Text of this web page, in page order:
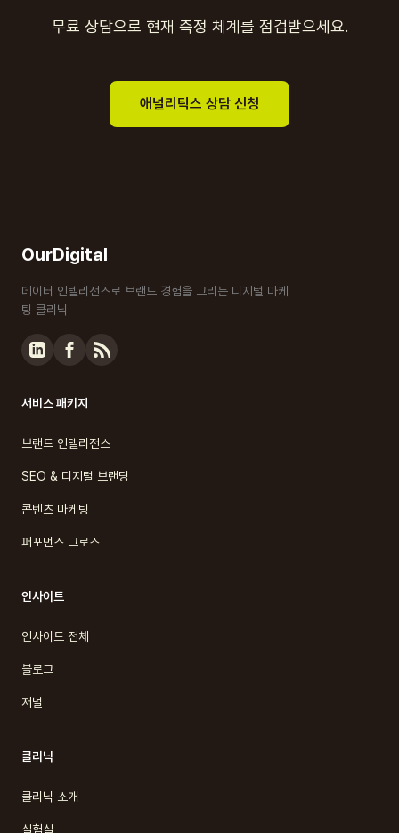
무료 상담으로 현재 측정 체계를 점검받으세요.
애널리틱스 상담 신청
OurDigital
데이터 인텔리전스로 브랜드 경험을 그리는 디지털 마케
팅 클리닉
서비스 패키지
브랜드 인텔리전스
SEO & 디지털 브랜딩
콘텐츠 마케팅
퍼포먼스 그로스
인사이트
인사이트 전체
블로그
저널
클리닉
클리닉 소개
실험실